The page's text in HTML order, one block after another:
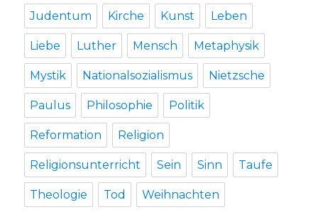
Judentum Kirche Kunst Leben
Liebe Luther Mensch Metaphysik
Mystik Nationalsozialismus Nietzsche
Paulus Philosophie Politik
Reformation Religion
Religionsunterricht Sein Sinn Taufe
Theologie Tod Weihnachten